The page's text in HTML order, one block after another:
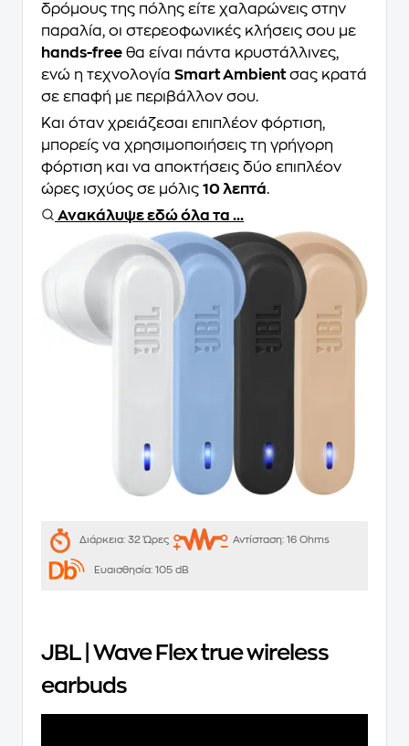
δρόμους της πόλης είτε χαλαρώνεις στην
παραλία, οι στερεοφωνικές κλήσεις σου με
hands-free θα είναι πάντα κρυστάλλινες,
ενώ η τεχνολογία Smart Ambientσας κρατά
σε επαφή με περιβάλλον σου.
Και όταν χρειάζεσαι επιπλέον φόρτιση,
μπορείς να χρησιμοποιήσεις τη γρήγορη
φόρτιση και να αποκτήσεις δύο επιπλέον
ώρες ισχύος σε μόλις 10 λεπτά.
Ανακάλυψε εδώ όλα τα ...
Διάρκεια: 32 Ώρες Αντίσταση: 16 Ohms
Ευαισθησία: 105 dB
JBL | Wave Flex true wireless
earbuds